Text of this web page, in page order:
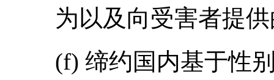
为以及向受害者提
(f) 缔约国内基于性